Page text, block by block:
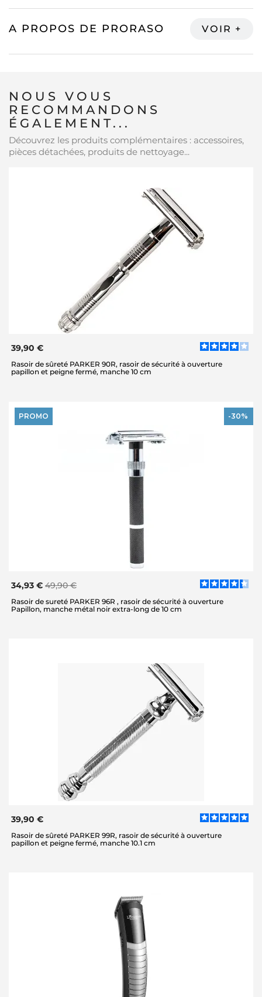
A PROPOS DE PRORASO
NOUS VOUS
RECOMMANDONS
ÉGALEMENT...
Découvrez les produits complémentaires : accessoires,
pièces détachées, produits de nettoyage...
39,90 €
Rasoir de sûreté PARKER 90R, rasoir de sécurité à ouverture
papillon et peigne fermé, manche 10 cm
PROMO -30%
34,93 € 49,90 €
Rasoir de sureté PARKER 96R , rasoir de sécurité à ouverture
Papillon, manche métal noir extra-long de 10 cm
39,90 €
Rasoir de sûreté PARKER 99R, rasoir de sécurité à ouverture
papillon et peigne fermé, manche 10.1 cm